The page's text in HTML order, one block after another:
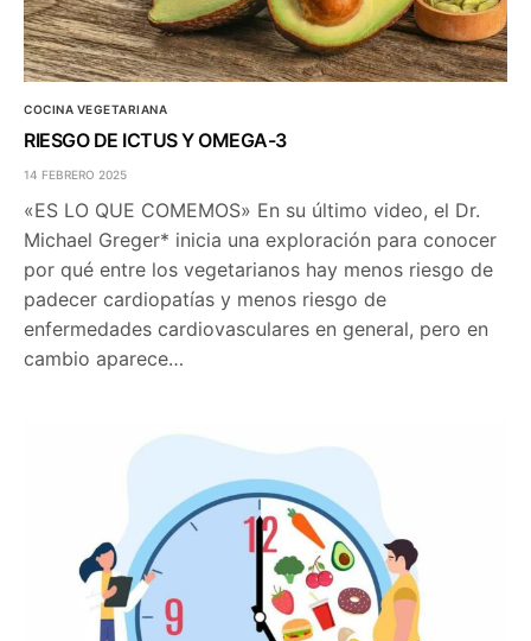
COCINA VEGETARIANA
RIESGO DE ICTUS Y OMEGA-3
14 FEBRERO 2025
«ES LO QUE COMEMOS» En su último video, el Dr.
Michael Greger* inicia una exploración para conocer
por qué entre los vegetarianos hay menos riesgo de
padecer cardiopatías y menos riesgo de
enfermedades cardiovasculares en general, pero en
cambio aparece…